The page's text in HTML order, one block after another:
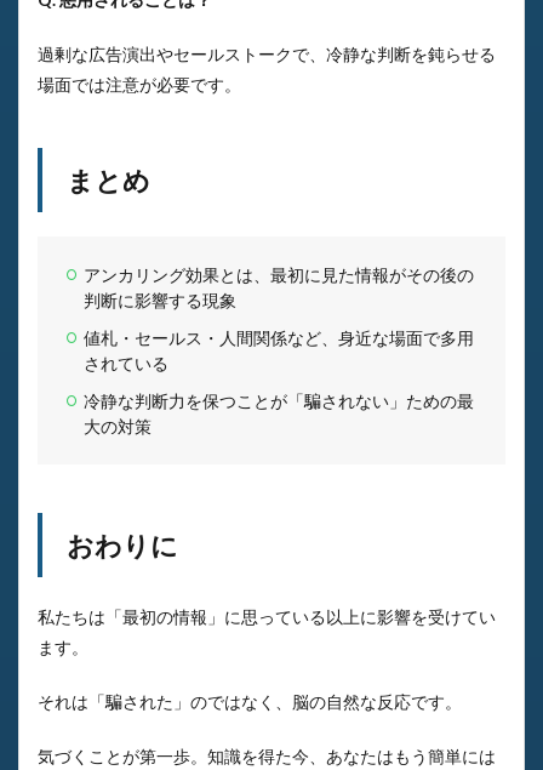
過剰な広告演出やセールストークで、冷静な判断を鈍らせる
場面では注意が必要です。
まとめ
アンカリング効果とは、最初に見た情報がその後の
判断に影響する現象
値札・セールス・人間関係など、身近な場面で多用
されている
冷静な判断力を保つことが「騙されない」ための最
大の対策
おわりに
私たちは「最初の情報」に思っている以上に影響を受けてい
ます。
それは「騙された」のではなく、脳の自然な反応です。
気づくことが第一歩。知識を得た今、あなたはもう簡単には